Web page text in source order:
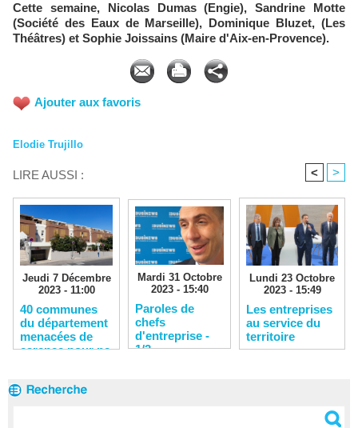
Cette semaine, Nicolas Dumas (Engie), Sandrine Motte
(Société des Eaux de Marseille), Dominique Bluzet, (Les
Théâtres) et Sophie Joissains (Maire d'Aix-en-Provence).
Ajouter aux favoris
Elodie Trujillo
LIRE AUSSI : < >
Jeudi 7 Décembre
2023 - 11:00
40 communes
du département
menacées de
carence pour ne
suffisamment de
Mardi 31 Octobre
2023 - 15:40
Paroles de
chefs
d'entreprise -
1/3
Lundi 23 Octobre
2023 - 15:49
Les entreprises
au service du
territoire